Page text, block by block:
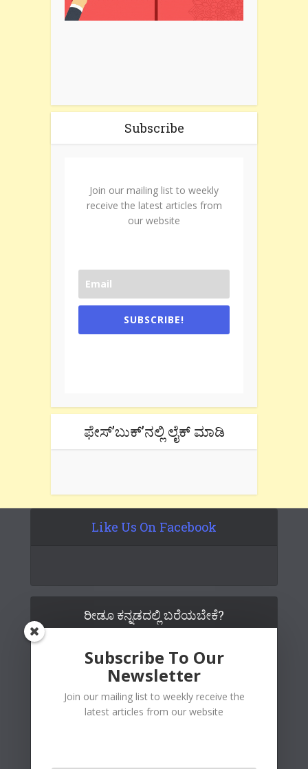
Subscribe
Join our mailing list to weekly
receive the latest articles from
our website
SUBSCRIBE!
ಫೇಸ್’ಬುಕ್’ನಲ್ಲಿ ಲೈಕ್ ಮಾಡಿ
Like Us On Facebook
ರೀಡೂ ಕನ್ನಡದಲ್ಲಿ ಬರೆಯಬೇಕೆ?
Subscribe To Our
Newsletter
Join our mailing list to weekly receive the
latest articles from our website